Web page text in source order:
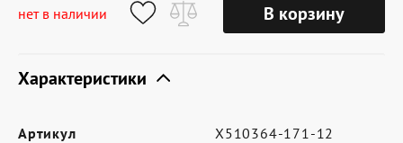
Оферта
нет в наличии В корзину
Характеристики
Артикул
X510364-171-12